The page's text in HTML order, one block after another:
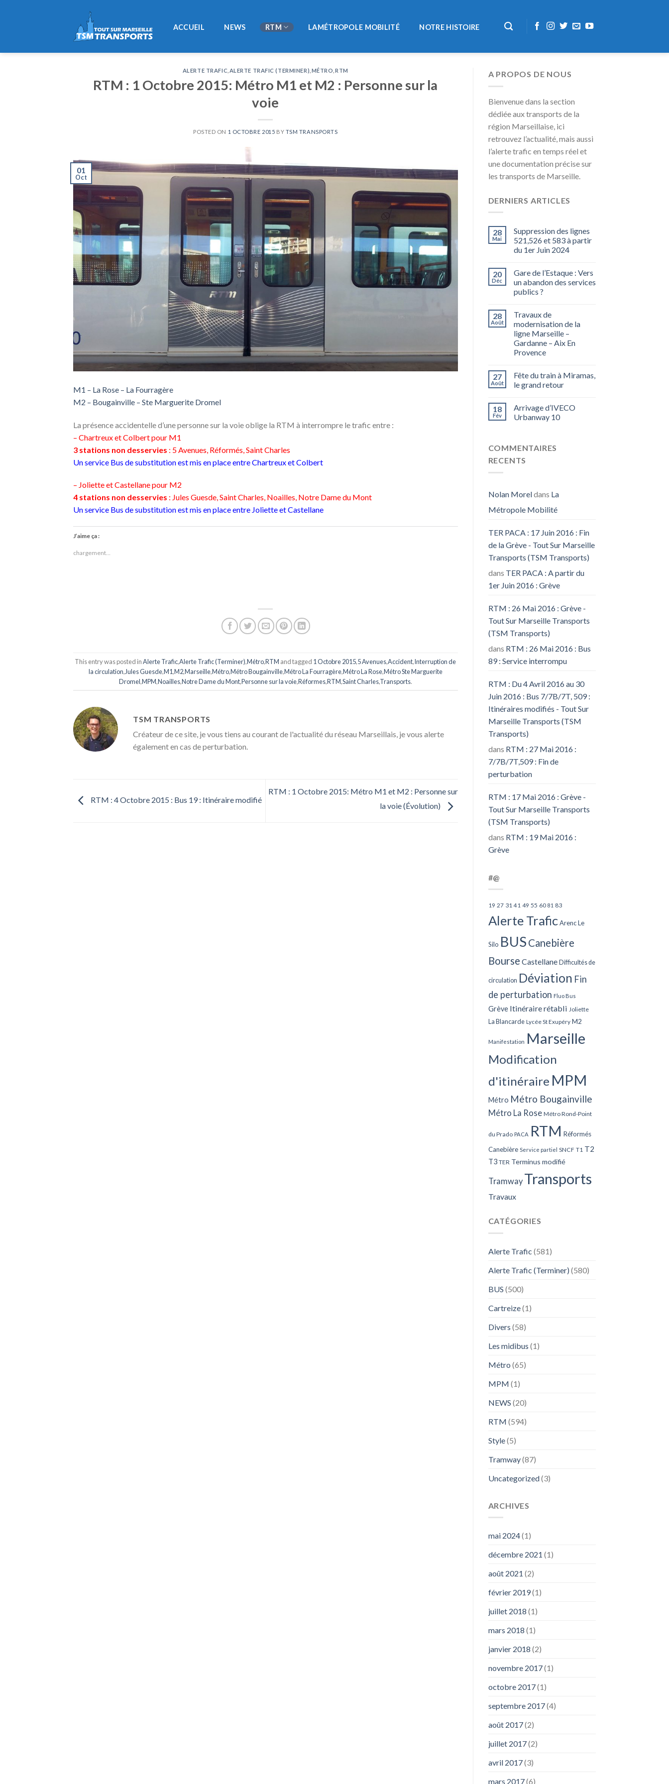
ACCUEIL NEWS RTM LAMÉTROPOLE MOBILITÉ NOTRE HISTOIRE
ALERTE TRAFIC ALERTE TRAFIC (TERMINER) MÉTRO ,RTM
RTM : 1 Octobre 2015: Métro M1 et M2 : Personne sur la
voie
POSTED ON 1 OCTOBRE 2015 BY TSM TRANSPORTS
01
Oct
M1 – La Rose – La Fourragère
M2 – Bougainville – Ste Marguerite Dromel
La présence accidentelle d’une personne sur la voie oblige la RTM à interrompre le trafic entre :
– Chartreux et Colbert pour M1
3 stations non desservies : 5 Avenues, Réformés, Saint Charles
Un service Bus de substitution est mis en place entre Chartreux et Colbert
– Joliette et Castellane pour M2
4 stations non desservies : Jules Guesde, Saint Charles, Noailles, Notre Dame du Mont
Un service Bus de substitution est mis en place entre Joliette et Castellane
J’aime ça :
chargement…
This entry was posted inAlerte Trafic,Alerte Trafic (Terminer),Métro,RTM and tagged 1 Octobre 2015,5 Avenues,Accident,Interruption de
la circulation,Jules Guesde,M1,M2,Marseille,Métro,Métro Bougainville,Métro La Fourragère,Métro La Rose,Métro Ste Marguerite
Dromel,MPM,Noailles,Notre Dame du Mont,Personne sur la voie,Réformes,RTM,Saint Charles,Transports.
TSM TRANSPORTS
Créateur de ce site, je vous tiens au courant de l'actualité du réseau Marseillais, je vous alerte
également en cas de perturbation.
RTM : 4 Octobre 2015 : Bus 19 : Itinéraire modifié
RTM : 1 Octobre 2015: Métro M1 et M2 : Personne sur
la voie (Évolution)
A PROPOS DE NOUS
Bienvenue dans la section
dédiée aux transports de la
région Marseillaise, ici
retrouvez l’actualité, mais aussi
l’alerte trafic en temps réel et
une documentation précise sur
les transports de Marseille.
DERNIERS ARTICLES
28
Mai
Suppression des lignes
521,526 et 583 à partir
du 1er Juin 2024
20
Déc
Gare de l’Estaque : Vers
un abandon des services
publics ?
28
Août
Travaux de
modernisation de la
ligne Marseille –
Gardanne – Aix En
Provence
27
Août
Fête du train à Miramas,
le grand retour
18
Fév
Arrivage d’IVECO
Urbanway 10
COMMENTAIRES
RECENTS
Nolan Moreldans La
Métropole Mobilité
TER PACA : 17 Juin 2016 : Fin
de la Grève - Tout Sur Marseille
Transports (TSM Transports)
dans TER PACA : A partir du
1er Juin 2016 : Grève
RTM : 26 Mai 2016 : Grève -
Tout Sur Marseille Transports
(TSM Transports)
dans RTM : 26 Mai 2016 : Bus
89 : Service interrompu
RTM : Du 4 Avril 2016 au 30
Juin 2016 : Bus 7/7B/7T, 509 :
Itinéraires modifiés - Tout Sur
Marseille Transports (TSM
Transports)
dans RTM : 27 Mai 2016 :
7/7B/7T,509 : Fin de
perturbation
RTM : 17 Mai 2016 : Grève -
Tout Sur Marseille Transports
(TSM Transports)
dans RTM : 19 Mai 2016 :
Grève
#@
19 27 31 41 49 55 60 81 83
Alerte Trafic Arenc Le
Silo BUS Canebière
Bourse Castellane Difficultés de
circulation Déviation Fin
de perturbation Fluo Bus
Grève Itinéraire rétabli Joliette
La Blancarde Lycée St Exupéry M2
Manifestation Marseille
Modification
d'itinéraire MPM
Métro Métro Bougainville
Métro La Rose Métro Rond-Point
du Prado PACA RTM Réformés
Canebière Service partiel SNCF T1 T2
T3 TER Terminus modifié
Tramway Transports
Travaux
CATÉGORIES
Alerte Trafic (581)
Alerte Trafic (Terminer) (580)
BUS (500)
Cartreize(1)
Divers (58)
Les midibus (1)
Métro (65)
MPM (1)
NEWS (20)
RTM (594)
Style(5)
Tramway(87)
Uncategorized(3)
ARCHIVES
mai 2024(1)
décembre 2021 (1)
août 2021 (2)
février 2019(1)
juillet 2018 (1)
mars 2018 (1)
janvier 2018 (2)
novembre 2017(1)
octobre 2017(1)
septembre 2017(4)
août 2017(2)
juillet 2017(2)
avril 2017(3)
mars 2017(6)